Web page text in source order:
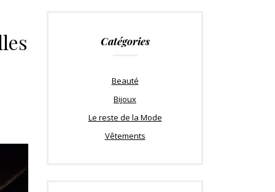
Catégories
Beauté
Bijoux
Le reste de la Mode
Vêtements